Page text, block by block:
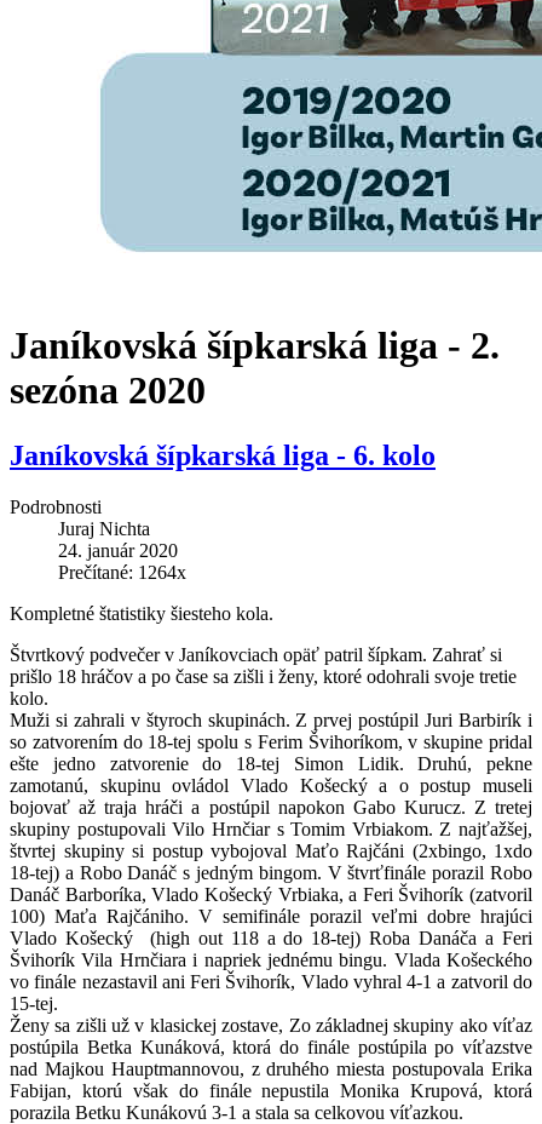
Janíkovská šípkarská liga - 2.
sezóna 2020
Janíkovská šípkarská liga - 6. kolo
Podrobnosti
Juraj Nichta
24. január 2020
Prečítané: 1264x
Kompletné štatistiky šiesteho kola.
Štvrtkový podvečer v Janíkovciach opäť patril šípkam. Zahrať si
prišlo 18 hráčov a po čase sa zišli i ženy, ktoré odohrali svoje tretie
kolo.
Muži si zahrali v štyroch skupinách. Z prvej postúpil Juri Barbirík i
so zatvorením do 18-tej spolu s Ferim Švihoríkom, v skupine pridal
ešte jedno zatvorenie do 18-tej Simon Lidik. Druhú, pekne
zamotanú, skupinu ovládol Vlado Košecký a o postup museli
bojovať až traja hráči a postúpil napokon Gabo Kurucz. Z tretej
skupiny postupovali Vilo Hrnčiar s Tomim Vrbiakom. Z najťažšej,
štvrtej skupiny si postup vybojoval Maťo Rajčáni (2xbingo, 1xdo
18-tej) a Robo Danáč s jedným bingom. V štvrťfinále porazil Robo
Danáč Barboríka, Vlado Košecký Vrbiaka, a Feri Švihorík (zatvoril
100) Maťa Rajčániho. V semifinále porazil veľmi dobre hrajúci
Vlado Košecký (high out 118 a do 18-tej) Roba Danáča a Feri
Švihorík Vila Hrnčiara i napriek jednému bingu. Vlada Košeckého
vo finále nezastavil ani Feri Švihorík, Vlado vyhral 4-1 a zatvoril do
15-tej.
Ženy sa zišli už v klasickej zostave, Zo základnej skupiny ako víťaz
postúpila Betka Kunáková, ktorá do finále postúpila po víťazstve
nad Majkou Hauptmannovou, z druhého miesta postupovala Erika
Fabijan, ktorú však do finále nepustila Monika Krupová, ktorá
porazila Betku Kunákovú 3-1 a stala sa celkovou víťazkou.